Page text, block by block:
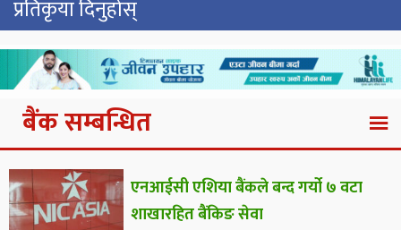
प्रतिकृया दिनुहोस्
बैंक सम्बन्धित
एनआईसी एशिया बैंकले बन्द गर्यो ७ वटा
शाखारहित बैंकिङ सेवा